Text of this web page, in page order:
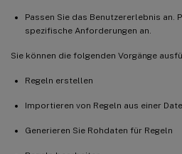
Passen Sie das Benutzererlebnis an.
spezifische Anforderungen an.
Sie können die folgenden Vorgänge
Regeln erstellen
Importieren von Regeln aus einer
Generieren Sie Rohdaten für Regeln